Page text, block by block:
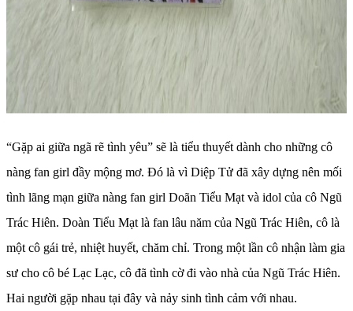
“Gặp ai giữa ngã rẽ tình yêu” sẽ là tiểu thuyết dành cho những cô
nàng fan girl đầy mộng mơ. Đó là vì Diệp Tử đã xây dựng nên mối
tình lãng mạn giữa nàng fan girl Doãn Tiểu Mạt và idol của cô Ngũ
Trác Hiên. Doàn Tiểu Mạt là fan lâu năm của Ngũ Trác Hiên, cô là
một cô gái trẻ, nhiệt huyết, chăm chỉ. Trong một lần cô nhận làm gia
sư cho cô bé Lạc Lạc, cô đã tình cờ đi vào nhà của Ngũ Trác Hiên.
Hai người gặp nhau tại đây và nảy sinh tình cảm với nhau.